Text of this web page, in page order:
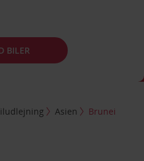
BILER
Asien Brunei